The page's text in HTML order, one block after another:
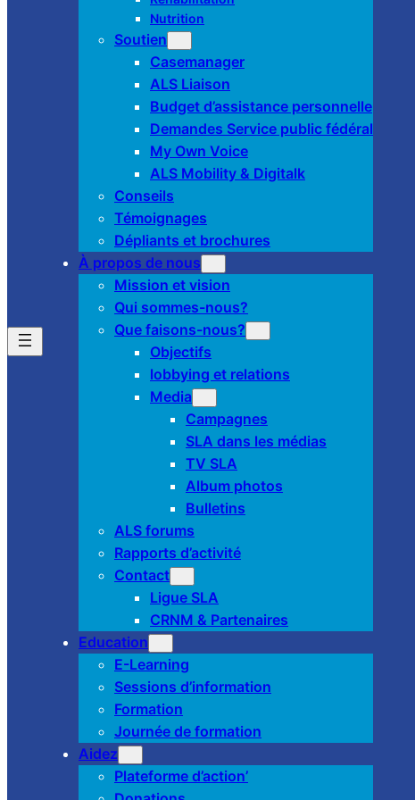
Nutrition
Soutien
Casemanager
ALS Liaison
Budget d’assistance personnelle
Demandes Service public fédéral
My Own Voice
ALS Mobility & Digitalk
Conseils
Témoignages
Dépliants et brochures
À propos de nous
Mission et vision
Qui sommes-nous?
Que faisons-nous?
Objectifs
lobbying et relations
Media
Campagnes
SLA dans les médias
TV SLA
Album photos
Bulletins
ALS forums
Rapports d’activité
Contact
Ligue SLA
CRNM & Partenaires
Education
E-Learning
Sessions d’information
Formation
Journée de formation
Aidez
Plateforme d’action’